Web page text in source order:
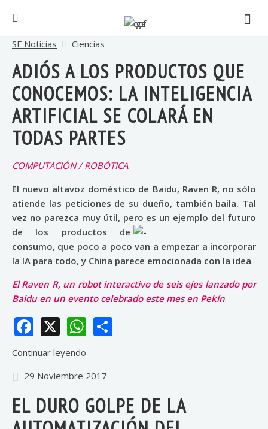
SF Noticias Ciencias
ADIÓS A LOS PRODUCTOS QUE
CONOCEMOS: LA INTELIGENCIA
ARTIFICIAL SE COLARÁ EN
TODAS PARTES
COMPUTACIÓN / ROBÓTICA.
El nuevo altavoz doméstico de Baidu, Raven R, no sólo
atiende las peticiones de su dueño, también baila. Tal
vez no parezca muy útil, pero es un ejemplo del futuro
de los productos de
consumo, que poco a poco van a empezar a incorporar
la IA para todo, y China parece emocionada con la idea.
El Raven R, un robot interactivo de seis ejes lanzado por
Baidu en un evento celebrado este mes en Pekín.
Facebook
X WhatsApp
Continuar leyendo
29 Noviembre 2017
EL DURO GOLPE DE LA